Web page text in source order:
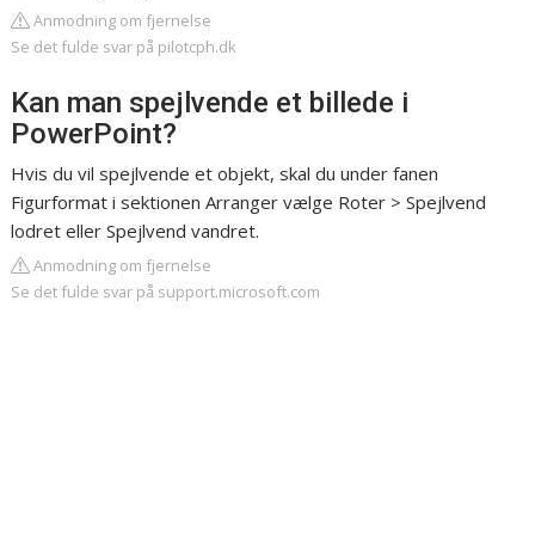
Anmodning om fjernelse
Se det fulde svar på pilotcph.dk
Kan man spejlvende et billede i
PowerPoint?
Hvis du vil spejlvende et objekt, skal du under fanen
Figurformat i sektionen Arranger vælge Roter > Spejlvend
lodret eller Spejlvend vandret.
Anmodning om fjernelse
Se det fulde svar på support.microsoft.com